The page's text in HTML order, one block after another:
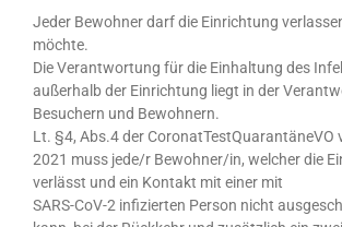
Jeder Bewohner darf die Einrichtung
möchte.
Die Verantwortung für die Einhaltung des
außerhalb der Einrichtung liegt in der
Besuchern und Bewohnern.
Lt. §4, Abs.4 der CoronatTestQuarantäneVO
2021 muss jede/r Bewohner/in, welcher die
verlässt und ein Kontakt mit einer mit
SARS-CoV-2 infizierten Person nicht